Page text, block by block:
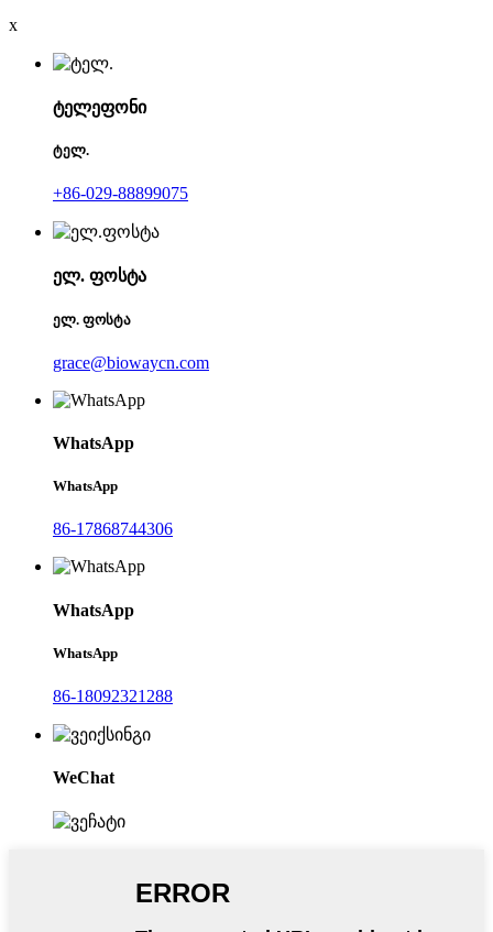
x
ტელეფონი
ტელ.
+86-029-88899075
ელ. ფოსტა
ელ. ფოსტა
grace@biowaycn.com
WhatsApp
WhatsApp
86-17868744306
WhatsApp
WhatsApp
86-18092321288
WeChat